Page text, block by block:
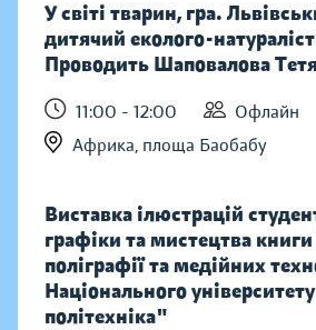
У світі тварин, гра.
дитячий еколого-
Проводить Шаповалова
11:00 - 12:00
Офлайн
Африка, площа Баобабу
Виставка ілюстрацій
графіки та мистецтва книги
поліграфії та медійних
Національного
політехніка"